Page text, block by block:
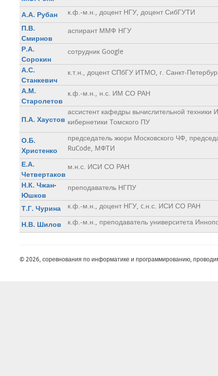
А.А. Рубан
к.ф.-м.н., доцент НГУ, доцент СибГУТИ
П.В.
Смирнов
аспирант ММФ НГУ
Р.А.
Сорокин
сотрудник Google
А.С.
Станкевич
к.т.н., доцент СПбГУ ИТМО, г. Санкт-
А.М.
Старолетов
к.ф.-м.н., н.с. ИМ СО РАН
П.А. Хаустов
ассистент кафедры вычислительной техники
кибернетики Томского ПУ
О.Б.
Христенко
председатель жюри Московского ЧФ,
RuCode, МФТИ
Е.А.
Четвертаков
м.н.с. ИСИ СО РАН
Н.К. Чжан-
Юшков
преподаватель НГПУ
Т.Г. Чурина
к.ф.-м.н., доцент НГУ, c.н.с. ИСИ СО РАН
Н.В. Шилов
к.ф.-м.н., преподаватель университета
© 2026, соревнования по информатике и программированию,